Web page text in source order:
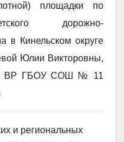
площадки по
дорожно-
в Кинельском округе
Юлии Викторовны,
по ВР ГБОУ СОШ № 11
и региональных